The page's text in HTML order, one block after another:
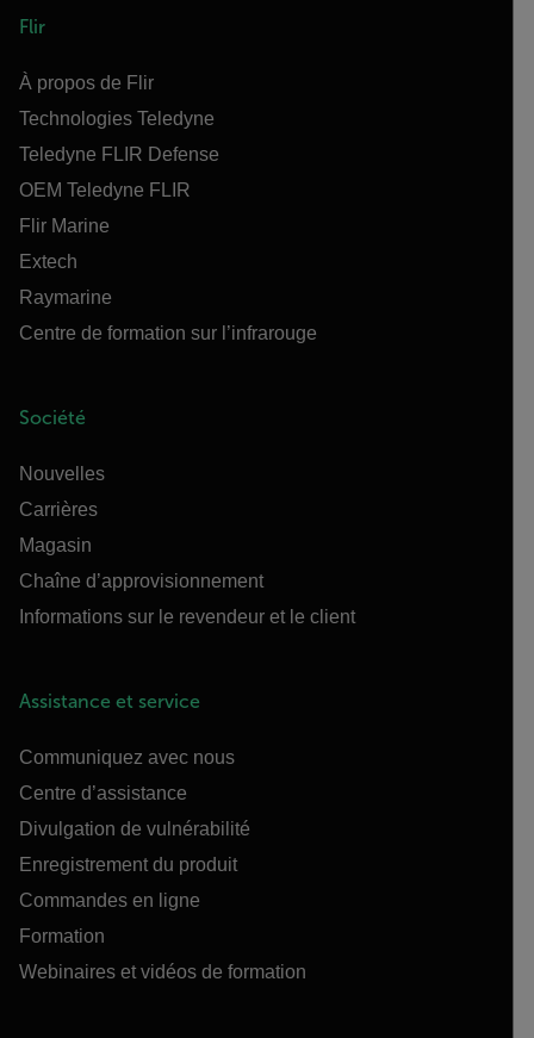
Flir
À propos de Flir
Technologies Teledyne
Teledyne FLIR Defense
OEM Teledyne FLIR
Flir Marine
Extech
Raymarine
Centre de formation sur l’infrarouge
Société
Nouvelles
Carrières
Magasin
Chaîne d’approvisionnement
Informations sur le revendeur et le client
Assistance et service
Communiquez avec nous
Centre d’assistance
Divulgation de vulnérabilité
Enregistrement du produit
Commandes en ligne
Formation
Webinaires et vidéos de formation